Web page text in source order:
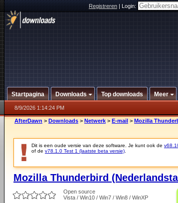
Registreren|Login:
Startpagina Downloads Top downloads Meer
8/9/2026 1:14:24 PM
AfterDawn > Downloads > Netwerk > E-mail > Mozilla
Dit is een oude versie van deze software. Je kunt ook de
of de v78.1.0 Test 1 (laatste beta versie)
Mozilla Thunderbird
Open source
Vista / Win10 / Win7 / Win8 / WinXP